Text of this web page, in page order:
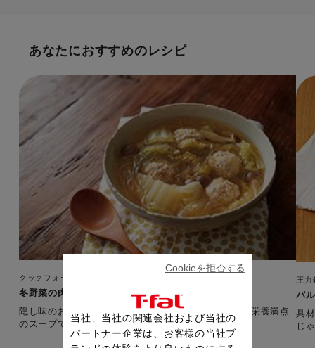
あなたにおすすめのレシピ
クックフォーミー エクスプレス（150レシピ内蔵）
冬野菜の肉だんごスープ
隠し味のおろしにんにく・しょうがで体もぽかぽか。栄養満点
のスープです。 【準備時間：15分】
圧力
バ
具
じ
当社、当社の関連会社および当社の
パートナー企業は、お客様の当社ブ
Cookieを拒否する